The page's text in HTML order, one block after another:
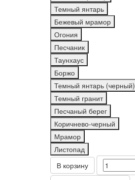
Темный янтарь
Бежевый мрамор
Огония
Песчаник
Таунхаус
Боржо
Темный янтарь (черный)
Темный гранит
Песчаный берег
Коричнево-черный
Мрамор
Листопад
В корзину